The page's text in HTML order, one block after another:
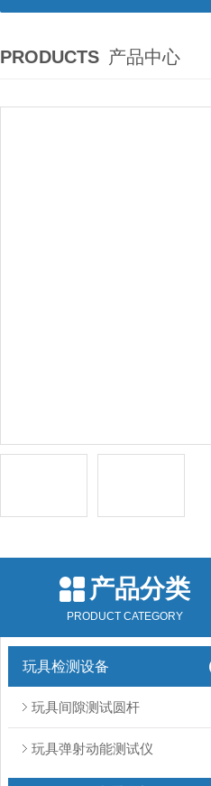
PRODUCTS 产品中心
产品分类
PRODUCT CATEGORY
玩具检测设备
玩具间隙测试圆杆
玩具弹射动能测试仪